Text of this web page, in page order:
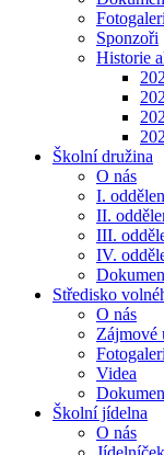
Sponzoři
Historie
Školní družina
O nás
I.
II.
III.
IV.
Středisko
O nás
Zájmové
Videa
Školní jídelna
O nás